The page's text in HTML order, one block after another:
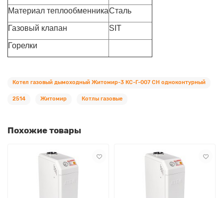
Материал теплообменникаСталь
Газовый клапан SIT
Горелки
Котел газовый дымоходный Житомир-3 КС-Г-007 СН одноконтурный
2514 Житомир Котлы газовые
Похожие товары